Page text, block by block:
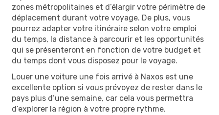
zones métropolitaines et d’élargir votre périmètre de
déplacement durant votre voyage. De plus, vous
pourrez adapter votre itinéraire selon votre emploi
du temps, la distance à parcourir et les opportunités
qui se présenteront en fonction de votre budget et
du temps dont vous disposez pour le voyage.
Louer une voiture une fois arrivé à Naxos est une
excellente option si vous prévoyez de rester dans le
pays plus d’une semaine, car cela vous permettra
d’explorer la région à votre propre rythme.